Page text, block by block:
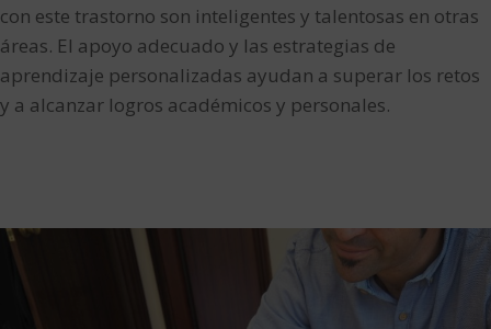
con este trastorno son inteligentes y talentosas en otras
áreas. El apoyo adecuado y las estrategias de
aprendizaje personalizadas ayudan a superar los retos
y a alcanzar logros académicos y personales.